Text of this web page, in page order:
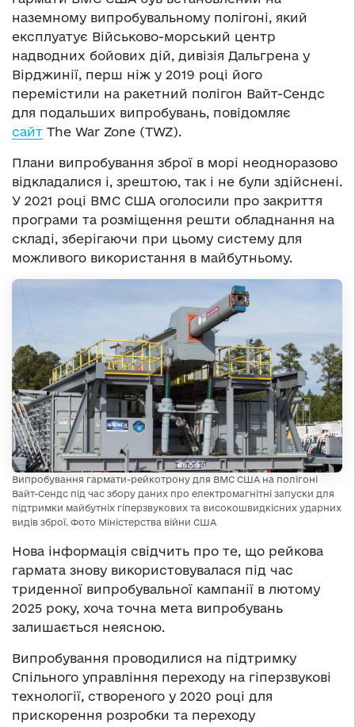
наземному випробувальному полігоні, який
експлуатує Військово-морський центр
надводних бойових дій, дивізія Дальгрена у
Вірджинії, перш ніж у 2019 році його
перемістили на ракетний полігон Вайт-Сендс
для подальших випробувань, повідомляє
сайт The War Zone (TWZ).
Плани випробування зброї в морі неодноразово
відкладалися і, зрештою, так і не були здійснені.
У 2021 році ВМС США оголосили про закриття
програми та розміщення решти обладнання на
складі, зберігаючи при цьому систему для
можливого використання в майбутньому.
Випробування гармати-рейкотрону для ВМС США на полігоні
Вайт-Сендс під час збору даних про електромагнітні запуски для
підтримки майбутніх гіперзвукових та високошвидкісних ударних
видів зброї. Фото Міністерства війни США
Нова інформація свідчить про те, що рейкова
гармата знову використовувалася під час
триденної випробувальної кампанії в лютому
2025 року, хоча точна мета випробувань
залишається неясною.
Випробування проводилися на підтримку
Спільного управління переходу на гіперзвукові
технології, створеного у 2020 році для
прискорення розробки та переходу